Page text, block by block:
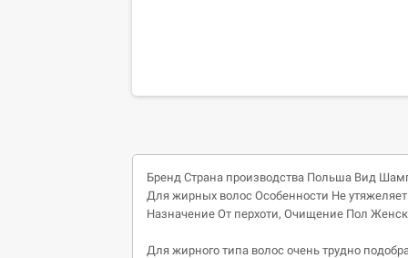
Бренд Страна производства Польша Вид
Для жирных волос Особенности Не
Назначение От перхоти, Очищение Пол
Для жирного типа волос очень трудно